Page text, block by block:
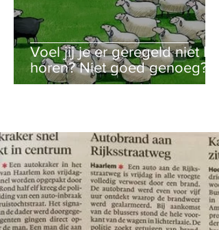
Voel jij je er geregeld niet bij
horen? Niet goed genoeg?
Het zwarte schaap in het